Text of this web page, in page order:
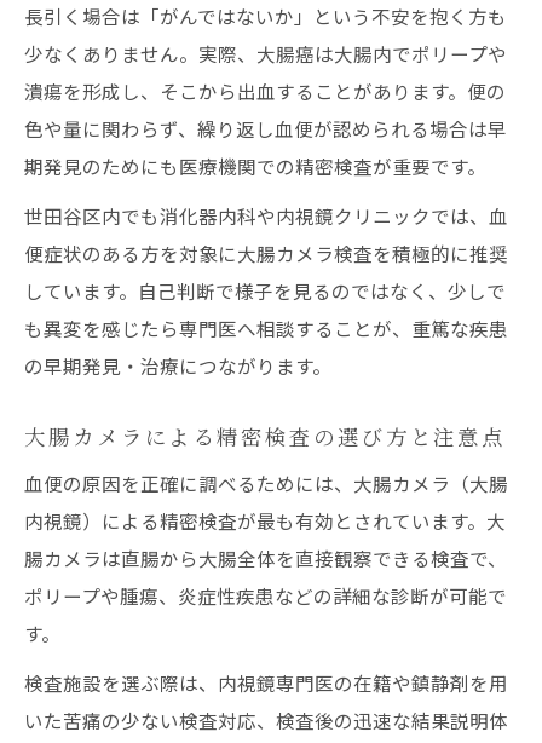
長引く場合は「がんではないか」という不安を抱く方も
少なくありません。実際、大腸癌は大腸内でポリープや
潰瘍を形成し、そこから出血することがあります。便の
色や量に関わらず、繰り返し血便が認められる場合は早
期発見のためにも医療機関での精密検査が重要です。
世田谷区内でも消化器内科や内視鏡クリニックでは、血
便症状のある方を対象に大腸カメラ検査を積極的に推奨
しています。自己判断で様子を見るのではなく、少しで
も異変を感じたら専門医へ相談することが、重篤な疾患
の早期発見・治療につながります。
大腸カメラによる精密検査の選び方と注意点
血便の原因を正確に調べるためには、大腸カメラ（大腸
内視鏡）による精密検査が最も有効とされています。大
腸カメラは直腸から大腸全体を直接観察できる検査で、
ポリープや腫瘍、炎症性疾患などの詳細な診断が可能で
す。
検査施設を選ぶ際は、内視鏡専門医の在籍や鎮静剤を用
いた苦痛の少ない検査対応、検査後の迅速な結果説明体